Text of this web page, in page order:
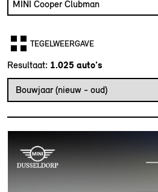
TEGELWEERGAVE
Resultaat:
Bouwjaar (nieuw - oud)